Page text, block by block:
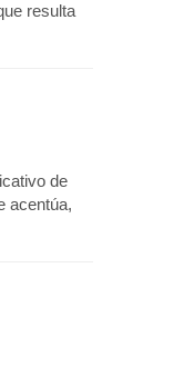
resulta
de
acentúa,